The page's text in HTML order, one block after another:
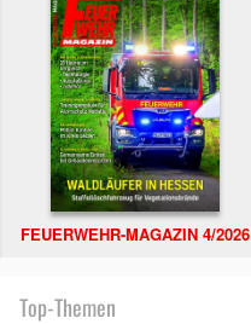
FEUERWEHR-MAGAZIN 4/2026
Top-Themen